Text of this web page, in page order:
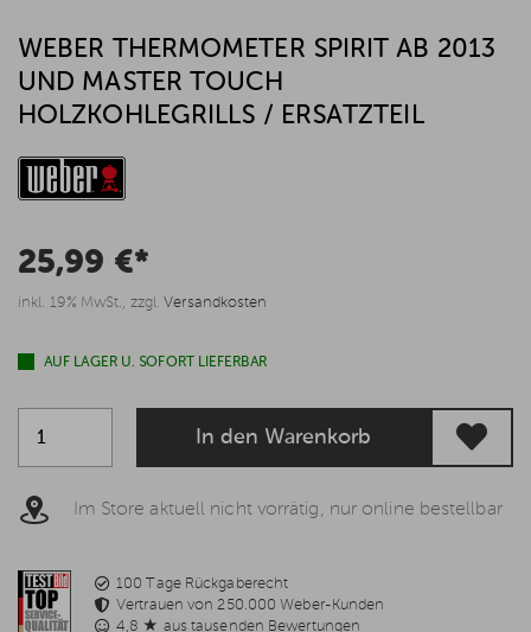
WEBER THERMOMETER SPIRIT AB 2013
UND MASTER TOUCH
HOLZKOHLEGRILLS / ERSATZTEIL
25,99 €*
inkl. 19% MwSt., zzgl.Versandkosten
AUF LAGER U. SOFORT LIEFERBAR
In den Warenkorb
Im Store aktuell nicht vorrätig, nur online bestellbar
100 Tage Rückgaberecht
Vertrauen von 250.000 Weber-Kunden
4,8 ★ aus tausenden Bewertungen